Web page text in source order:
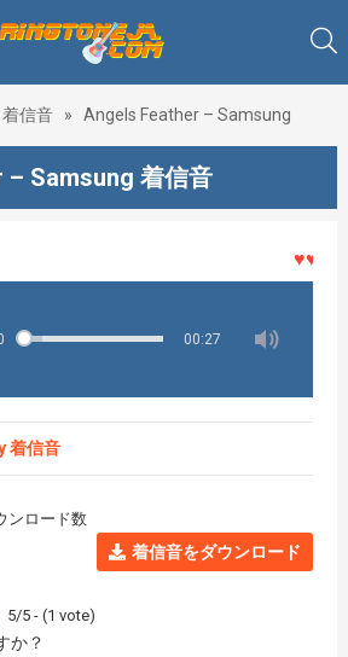
信音 » Angels Feather – Samsung
Samsung 着信音
♥♥♥着メ
00:27
着信音
ンロード数
着信音をダウンロード
5/5 - (1 vote)
か？